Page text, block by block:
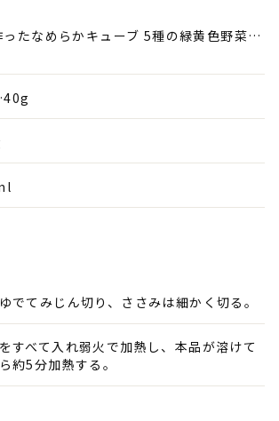
ったなめらかキューブ 5種の緑黄色野菜…
でてみじん切り、ささみは細かく切る。
すべて入れ弱火で加熱し、本品が溶けて
約5分加熱する。